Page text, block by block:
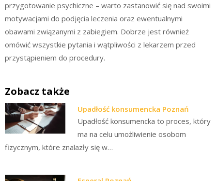
przygotowanie psychiczne – warto zastanowić się nad swoimi
motywacjami do podjęcia leczenia oraz ewentualnymi
obawami związanymi z zabiegiem. Dobrze jest również
omówić wszystkie pytania i wątpliwości z lekarzem przed
przystąpieniem do procedury.
Zobacz także
Upadłość konsumencka Poznań
Upadłość konsumencka to proces, który
ma na celu umożliwienie osobom
fizycznym, które znalazły się w…